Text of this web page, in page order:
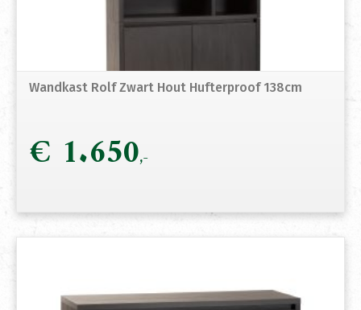
Wandkast Rolf Zwart Hout Hufterproof 138cm
€ 1.650